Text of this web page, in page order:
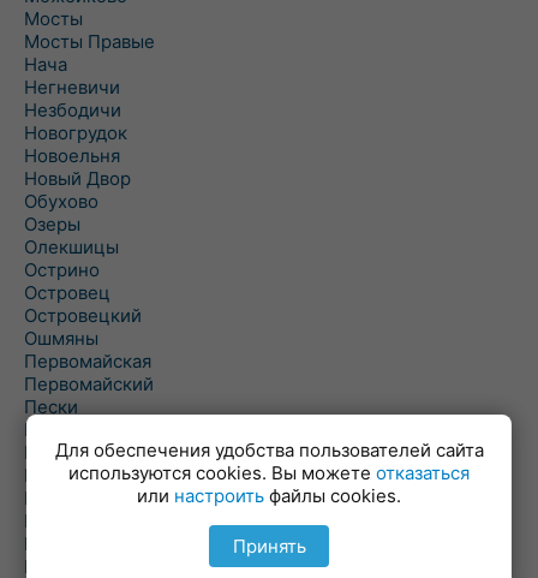
Мосты
Мосты Правые
Нача
Негневичи
Незбодичи
Новогрудок
Новоельня
Новый Двор
Обухово
Озеры
Олекшицы
Острино
Островец
Островецкий
Ошмяны
Первомайская
Первомайский
Пески
Петревичи
Погородно
Пограничный
Подлабенье
Подольцы
Подороск
Поречье
Для обеспечения удобства пользователей сайта
используются cookies. Вы можете отказаться
или настроить файлы cookies.
Принять